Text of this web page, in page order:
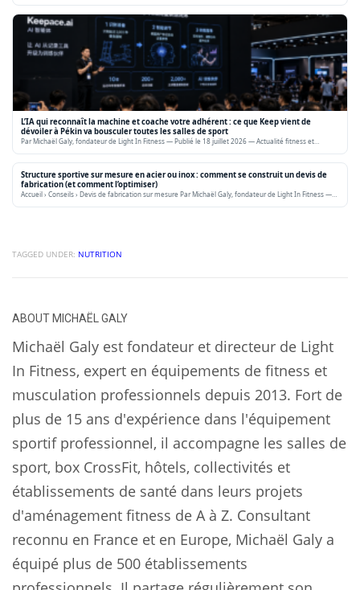
L’IA qui reconnaît la machine et coache votre adhérent : ce que Keep vient de
dévoiler à Pékin va bousculer toutes les salles de sport
Par Michaël Galy, fondateur de Light In Fitness — Publié le 18 juillet 2026 — Actualité fitness et…
Structure sportive sur mesure en acier ou inox : comment se construit un devis de
fabrication (et comment l’optimiser)
Accueil › Conseils › Devis de fabrication sur mesure Par Michaël Galy, fondateur de Light In Fitness —…
TAGGED UNDER: NUTRITION
ABOUT MICHAËL GALY
Michaël Galy est fondateur et directeur de Light
In Fitness, expert en équipements de fitness et
musculation professionnels depuis 2013. Fort de
plus de 15 ans d'expérience dans l'équipement
sportif professionnel, il accompagne les salles de
sport, box CrossFit, hôtels, collectivités et
établissements de santé dans leurs projets
d'aménagement fitness de A à Z. Consultant
reconnu en France et en Europe, Michaël Galy a
équipé plus de 500 établissements